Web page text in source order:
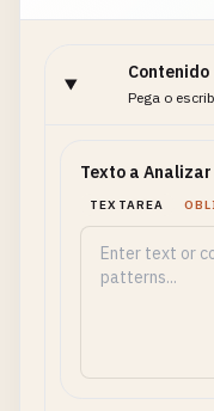
Contenido
Pega o
Texto a Analizar
TEXTAREA